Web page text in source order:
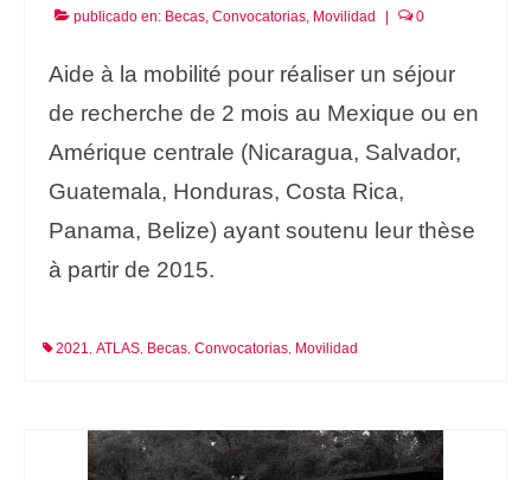
publicado en: Becas, Convocatorias, Movilidad 0
Aide à la mobilité pour réaliser un séjour
de recherche de 2 mois au Mexique ou en
Amérique centrale (Nicaragua, Salvador,
Guatemala, Honduras, Costa Rica,
Panama, Belize) ayant soutenu leur thèse
à partir de 2015.
2021, ATLAS, Becas, Convocatorias, Movilidad